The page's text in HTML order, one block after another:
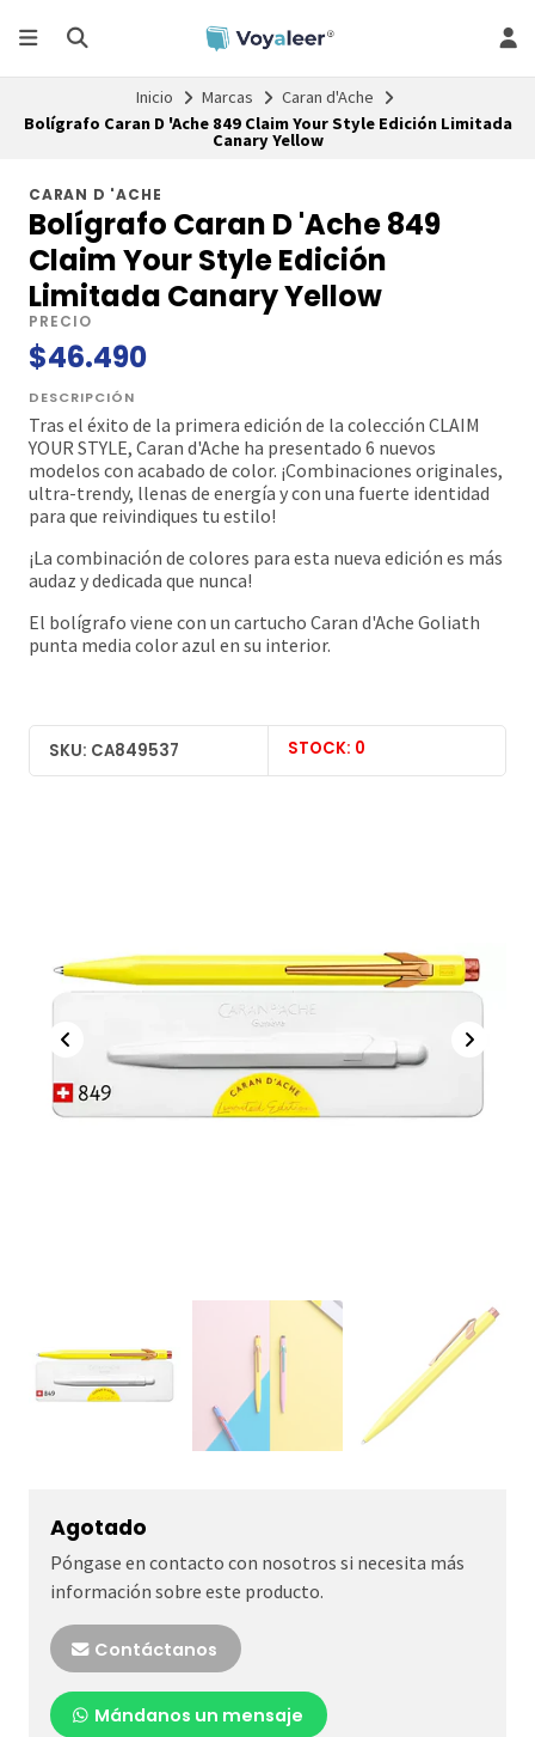
Inicio Marcas
Caran d'Ache
Bolígrafo Caran D 'Ache 849 Claim Your Style Edición Limitada
Canary Yellow
CARAN D 'ACHE
Bolígrafo Caran D 'Ache 849
Claim Your Style Edición
Limitada Canary Yellow
PRECIO
$46.490
DESCRIPCIÓN
Tras el éxito de la primera edición de la colección CLAIM
YOUR STYLE, Caran d'Ache ha presentado 6 nuevos
modelos con acabado de color. ¡Combinaciones originales,
ultra-trendy, llenas de energía y con una fuerte identidad
para que reivindiques tu estilo!
¡La combinación de colores para esta nueva edición es más
audaz y dedicada que nunca!
El bolígrafo viene con un cartucho Caran d'Ache Goliath
punta media color azul en su interior.
SKU: CA849537 STOCK: 0
Agotado
Póngase en contacto con nosotros si necesita más
información sobre este producto.
Contáctanos
Mándanos un mensaje